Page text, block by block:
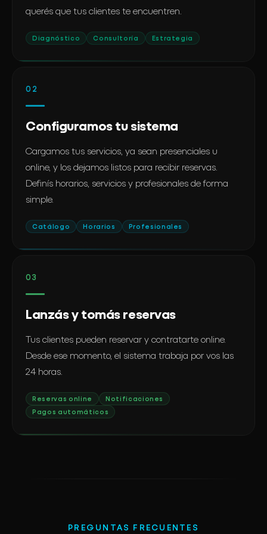
querés que tus clientes te encuentren.
Diagnóstico Consultoría Estrategia
02
Configuramos tu sistema
Cargamos tus servicios, ya sean presenciales u
online, y los dejamos listos para recibir reservas.
Definís horarios, servicios y profesionales de forma
simple.
Catálogo Horarios Profesionales
03
Lanzás y tomás reservas
Tus clientes pueden reservar y contratarte online.
Desde ese momento, el sistema trabaja por vos las
24 horas.
Reservas online
Notificaciones
Pagos automáticos
PREGUNTAS FRECUENTES